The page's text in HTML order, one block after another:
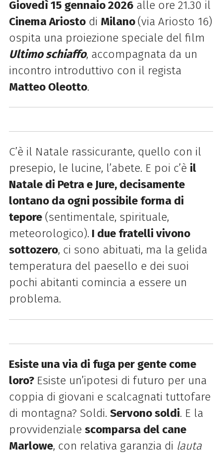
Giovedì 15 gennaio 2026alle ore 21.30 il
Cinema Ariostodi Milano(via Ariosto 16)
ospita una proiezione speciale del film
Ultimo schiaffo, accompagnata da un
incontro introduttivo con il regista
Matteo Oleotto.
C’è il Natale rassicurante, quello con il
presepio, le lucine, l’abete. E poi c’è il
Natale di Petra e Jure, decisamente
lontano da ogni possibile forma di
tepore(sentimentale, spirituale,
meteorologico). I due fratelli vivono
sottozero, ci sono abituati, ma la gelida
temperatura del paesello e dei suoi
pochi abitanti comincia a essere un
problema.
Esiste una via di fuga per gente come
loro? Esiste un’ipotesi di futuro per una
coppia di giovani e scalcagnati tuttofare
di montagna? Soldi. Servono soldi. E la
provvidenziale scomparsa del cane
Marlowe, con relativa garanzia di lauta